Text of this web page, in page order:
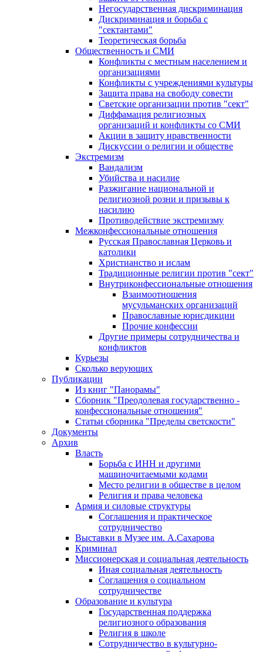
Негосударственная дискриминация
Дискриминация и борьба с
"сектантами"
Теоретическая борьба
Общественность и СМИ
Конфликты с местным населением и
организациями
Конфликты с учреждениями культуры
Защита права на свободу совести
Светские организации против "сект"
Диффамация религиозных
организаций и конфликты со СМИ
Акции в защиту нравственности
Дискуссии о религии и обществе
Экстремизм
Вандализм
Убийства и насилие
Разжигание национальной и
религиозной розни и призывы к
насилию
Противодействие экстремизму
Межконфессиональные отношения
Русская Православная Церковь и
католики
Христианство и ислам
Традиционные религии против "сект"
Внутриконфессиональные отношения
Взаимоотношения
мусульманских организаций
Православные юрисдикции
Прочие конфессии
Другие примеры сотрудничества и
конфликтов
Курьезы
Сколько верующих
Публикации
Из книг "Панорамы"
Сборник "Преодолевая государственно -
конфессиональные отношения"
Статьи сборника "Пределы светскости"
Документы
Архив
Власть
Борьба с ИНН и другими
машиночитаемыми кодами
Место религии в обществе в целом
Религия и права человека
Армия и силовые структуры
Соглашения и практическое
сотрудничество
Выставки в Музее им. А.Сахарова
Криминал
Миссионерская и социальная деятельность
Иная социальная деятельность
Соглашения о социальном
сотрудничестве
Образование и культура
Государственная поддержка
религиозного образования
Религия в школе
Сотрудничество в культурно-